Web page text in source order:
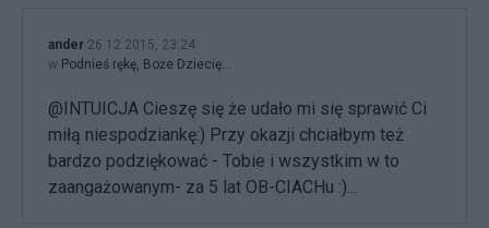
ander 26.12.2015, 23:24
w Podnieś rękę, Boże Dziecię...
@INTUICJA Cieszę się że udało mi się sprawić Ci
miłą niespodziankę:) Przy okazji chciałbym też
bardzo podziękować - Tobie i wszystkim w to
zaangażowanym- za 5 lat OB-CIACHu :)...